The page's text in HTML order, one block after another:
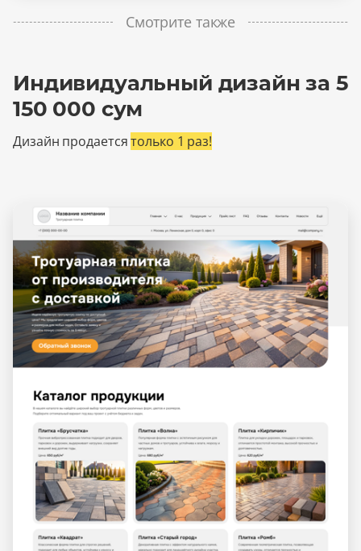
Смотрите также
Индивидуальный дизайн за 5
150 000 сум
Дизайн продаетсятолько 1 раз!